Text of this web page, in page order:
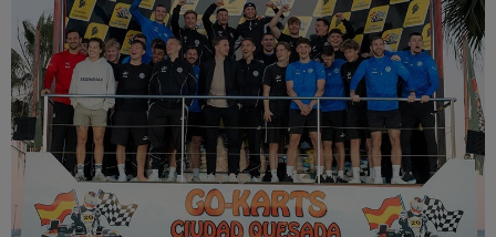
Szakosztályok
Meccscenter
Klub